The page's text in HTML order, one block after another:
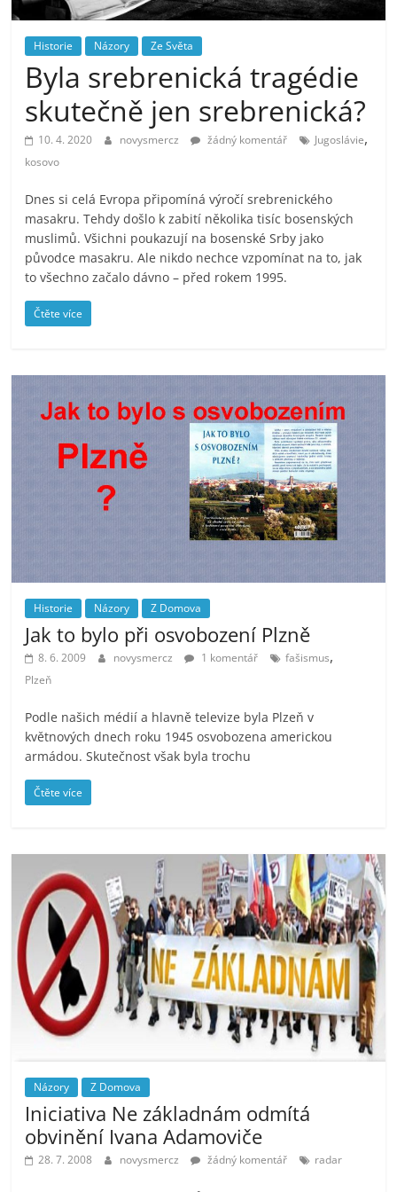
prospívá?
Historie Názory Ze Světa
Byla srebrenická tragédie
skutečně jen srebrenická?
10. 4. 2020 novysmercz žádný komentář Jugoslávie,
kosovo
Dnes si celá Evropa připomíná výročí srebrenického
masakru. Tehdy došlo k zabití několika tisíc bosenských
muslimů. Všichni poukazují na bosenské Srby jako
původce masakru. Ale nikdo nechce vzpomínat na to, jak
to všechno začalo dávno – před rokem 1995.
Čtěte více
Historie Názory Z Domova
Jak to bylo při osvobození Plzně
8. 6. 2009 novysmercz 1 komentář fašismus,
Plzeň
Podle našich médií a hlavně televize byla Plzeň v
květnových dnech roku 1945 osvobozena americkou
armádou. Skutečnost však byla trochu
Čtěte více
Názory Z Domova
Iniciativa Ne základnám odmítá
obvinění Ivana Adamoviče
28. 7. 2008 novysmercz žádný komentář radar